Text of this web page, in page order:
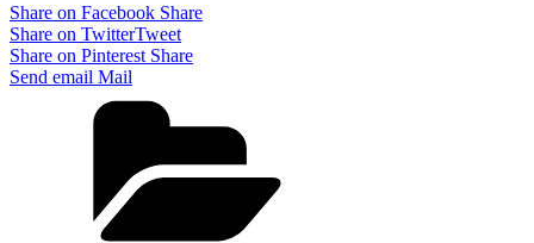
Share on Facebook Share
Share on TwitterTweet
Share on Pinterest Share
Send email Mail